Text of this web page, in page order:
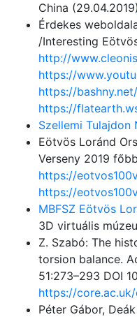
China (29.04.2019)
Érdekes
/Interesting
http://
https://
https://
https://
Szellemi
Eötvös Loránd
Verseny 2019
https://
https://
MBFSZ Eötvös
3D virtuális
Z. Szabó: The
torsion balance.
51:273–293 DOI
https://
Péter Gábor,